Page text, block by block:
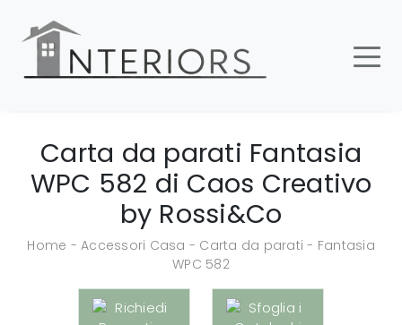
Carta da parati Fantasia
WPC 582 di Caos Creativo
by Rossi&Co
Home - Accessori Casa - Carta da parati - Fantasia
WPC 582